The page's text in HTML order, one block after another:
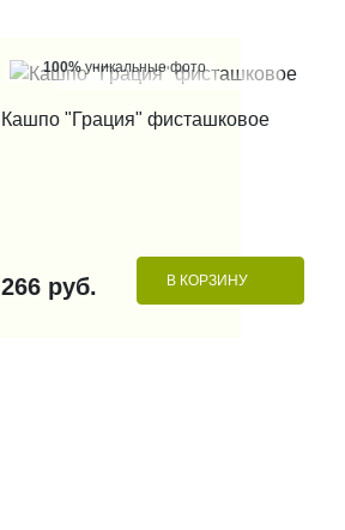
100%уникальные фото
Кашпо "Грация" фисташковое
266 руб. В КОРЗИНУ